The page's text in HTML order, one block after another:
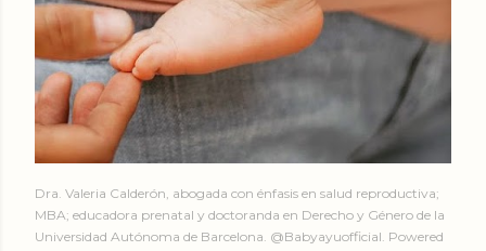
Dra. Valeria Calderón, abogada con énfasis en salud reproductiva;
MBA; educadora prenatal y doctoranda en Derecho y Género de la
Universidad Autónoma de Barcelona. @Babyayuofficial. Powered